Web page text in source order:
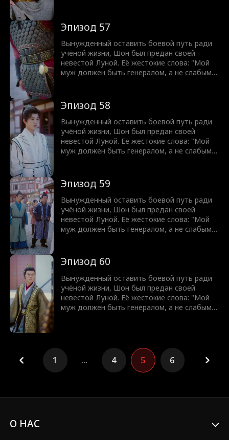
Оставив учёную жизнь позади, он восстаёт
из пепла, чтобы завоевать землю и вернуть
свою судьбу легендарного генерала. Никто
не может остановить мужчину, которому
суждено править.
Эпизод 57
Вынужденный оставить боевой путь ради
учёной жизни, Шон был предан своей
невестой Луной. Её жестокие слова: "Мой
муж должен быть генералом, а не слабым
Оставив учёную жизнь позади, он восстаёт
из пепла, чтобы завоевать землю и вернуть
свою судьбу легендарного генерала. Никто
не может остановить мужчину, которому
суждено править.
Эпизод 58
Вынужденный оставить боевой путь ради
учёной жизни, Шон был предан своей
невестой Луной. Её жестокие слова: "Мой
муж должен быть генералом, а не слабым
Оставив учёную жизнь позади, он восстаёт
из пепла, чтобы завоевать землю и вернуть
свою судьбу легендарного генерала. Никто
не может остановить мужчину, которому
суждено править.
Эпизод 59
Вынужденный оставить боевой путь ради
учёной жизни, Шон был предан своей
невестой Луной. Её жестокие слова: "Мой
муж должен быть генералом, а не слабым
Оставив учёную жизнь позади, он восстаёт
из пепла, чтобы завоевать землю и вернуть
свою судьбу легендарного генерала. Никто
не может остановить мужчину, которому
суждено править.
Эпизод 60
Вынужденный оставить боевой путь ради
учёной жизни, Шон был предан своей
невестой Луной. Её жестокие слова: "Мой
муж должен быть генералом, а не слабым
из пепла, чтобы завоевать землю и вернуть
свою судьбу легендарного генерала. Никто
не может остановить мужчину, которому
суждено править.
1 ... 4 5 6
О НАС